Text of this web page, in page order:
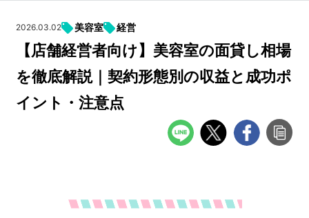
2026.03.02 美容室 経営
【店舗経営者向け】美容室の面貸し相場
を徹底解説｜契約形態別の収益と成功ポ
イント・注意点